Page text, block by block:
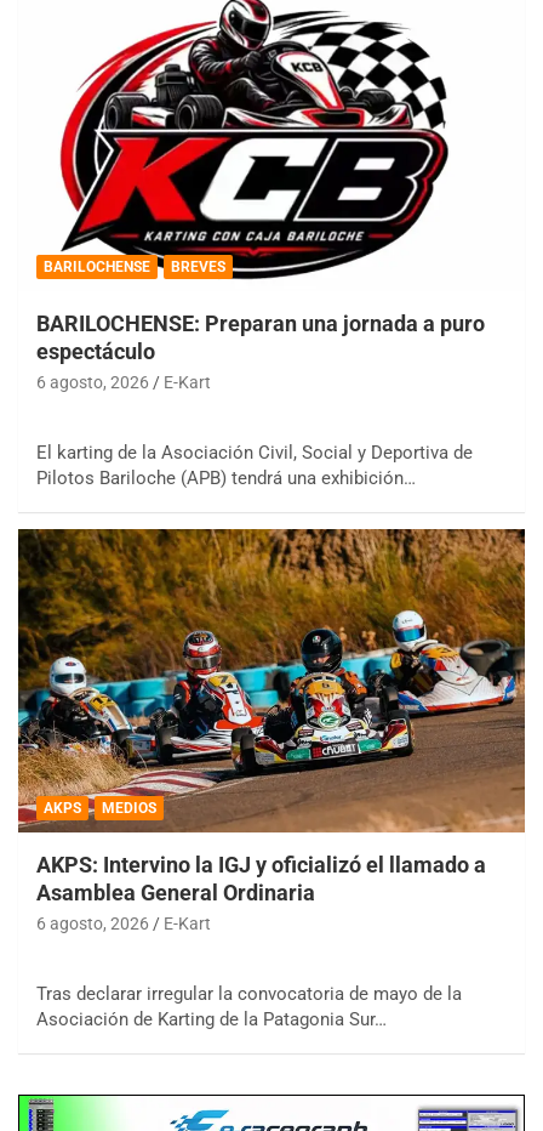
BARILOCHENSE BREVES
BARILOCHENSE: Preparan una jornada a puro
espectáculo
6 agosto, 2026 E-Kart
El karting de la Asociación Civil, Social y Deportiva de
Pilotos Bariloche (APB) tendrá una exhibición…
AKPS MEDIOS
AKPS: Intervino la IGJ y oficializó el llamado a
Asamblea General Ordinaria
6 agosto, 2026 E-Kart
Tras declarar irregular la convocatoria de mayo de la
Asociación de Karting de la Patagonia Sur…